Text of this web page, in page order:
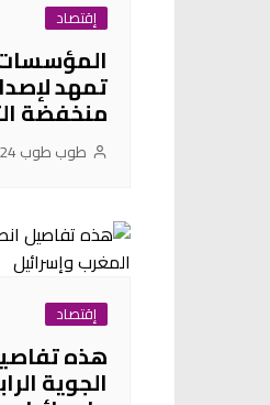
إقتصاد
المؤسسات
تمهد
منخفضة
طوب طوب 24
إقتصاد
هذه
الجوية